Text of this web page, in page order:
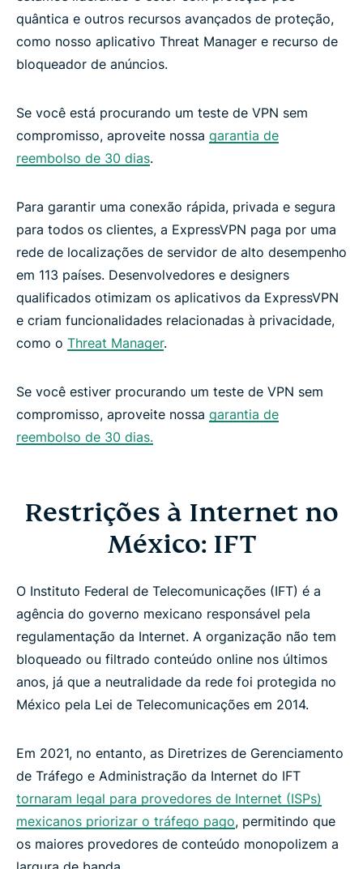
quântica e outros recursos avançados de proteção,
como nosso aplicativo Threat Manager e recurso de
bloqueador de anúncios.
Se você está procurando um teste de VPN sem
compromisso, aproveite nossa garantia de
reembolso de 30 dias.
Para garantir uma conexão rápida, privada e segura
para todos os clientes, a ExpressVPN paga por uma
rede de localizações de servidor de alto desempenho
em 113 países. Desenvolvedores e designers
qualificados otimizam os aplicativos da ExpressVPN
e criam funcionalidades relacionadas à privacidade,
como o Threat Manager.
Se você estiver procurando um teste de VPN sem
compromisso, aproveite nossa garantia de
reembolso de 30 dias.
Restrições à Internet no
México: IFT
O Instituto Federal de Telecomunicações (IFT) é a
agência do governo mexicano responsável pela
regulamentação da Internet. A organização não tem
bloqueado ou filtrado conteúdo online nos últimos
anos, já que a neutralidade da rede foi protegida no
México pela Lei de Telecomunicações em 2014.
Em 2021, no entanto, as Diretrizes de Gerenciamento
de Tráfego e Administração da Internet do IFT
tornaram legal para provedores de Internet (ISPs)
mexicanos priorizar o tráfego pago, permitindo que
os maiores provedores de conteúdo monopolizem a